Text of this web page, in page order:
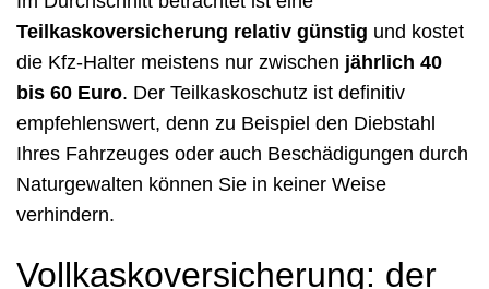
Teilkaskoversicherung relativ günstig und kostet
die Kfz-Halter meistens nur zwischen jährlich 40
bis 60 Euro. Der Teilkaskoschutz ist definitiv
empfehlenswert, denn zu Beispiel den Diebstahl
Ihres Fahrzeuges oder auch Beschädigungen durch
Naturgewalten können Sie in keiner Weise
verhindern.
Vollkaskoversicherung: der